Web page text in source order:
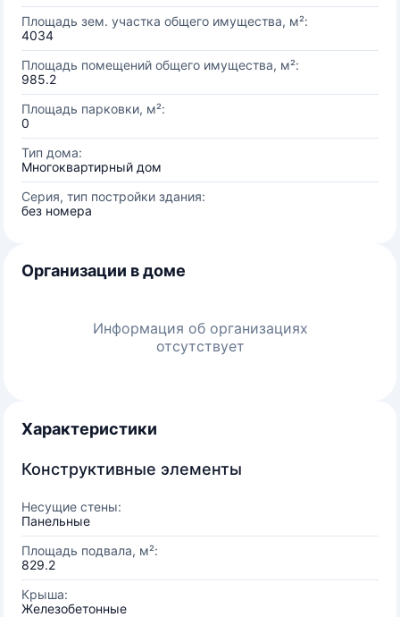
Площадь зем. участка общего имущества, м²:
4034
Площадь помещений общего имущества, м²:
985.2
Площадь парковки, м²:
0
Тип дома:
Многоквартирный дом
Серия, тип постройки здания:
без номера
Организации в доме
Информация об организациях
отсутствует
Характеристики
Конструктивные элементы
Несущие стены:
Панельные
Площадь подвала, м²:
829.2
Крыша:
Железобетонные